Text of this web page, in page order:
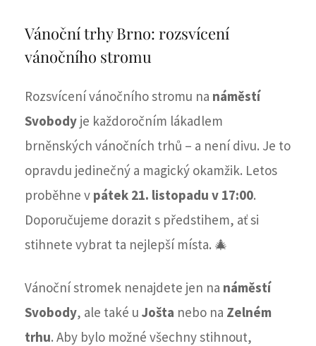
Vánoční trhy Brno: rozsvícení
vánočního stromu
Rozsvícení vánočního stromu na náměstí
Svobody je každoročním lákadlem
brněnských vánočních trhů – a není divu. Je to
opravdu jedinečný a magický okamžik. Letos
proběhne v pátek 21. listopadu v 17:00.
Doporučujeme dorazit s předstihem, ať si
stihnete vybrat ta nejlepší místa. 🎄
Vánoční stromek nenajdete jen na náměstí
Svobody, ale také u Jošta nebo na Zelném
trhu. Aby bylo možné všechny stihnout,